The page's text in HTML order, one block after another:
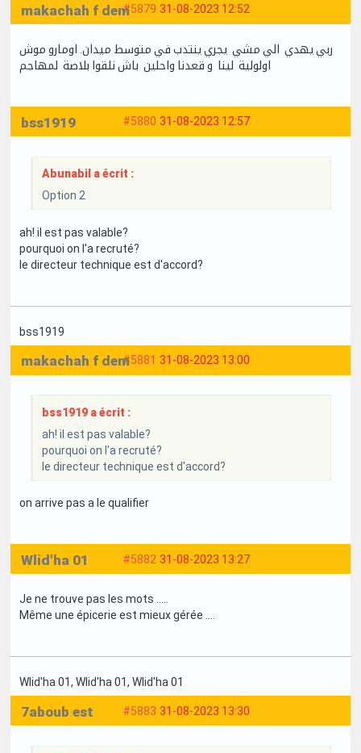
#5879 31-08-2023 12:52
makachah f dem
ربي يهدي الي مشي يجري ينتدب في متوسط ميدان. اومارو موش
اولولية لينا و قعدنا واحلين باش نلقوا بلاصة لمهاجم
#5880 31-08-2023 12:57
bss1919
Abunabil a écrit :
Option 2
ah! il est pas valable?
pourquoi on l'a recruté?
le directeur technique est d'accord?
bss1919
#5881 31-08-2023 13:00
makachah f dem
bss1919 a écrit :
ah! il est pas valable?
pourquoi on l'a recruté?
le directeur technique est d'accord?
on arrive pas a le qualifier
#5882 31-08-2023 13:27
Wlid'ha 01
Je ne trouve pas les mots .....
Même une épicerie est mieux gérée ....
Wlid'ha 01, Wlid'ha 01, Wlid'ha 01
#5883 31-08-2023 13:30
7aboub est